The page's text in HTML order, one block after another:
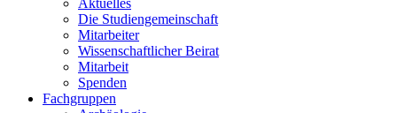
Aktuelles
Die Studiengemeinschaft
Mitarbeiter
Wissenschaftlicher Beirat
Mitarbeit
Spenden
Fachgruppen